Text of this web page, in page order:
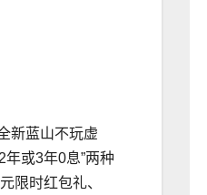
新蓝山不玩虚
或3年0息”两种
限时红包礼、